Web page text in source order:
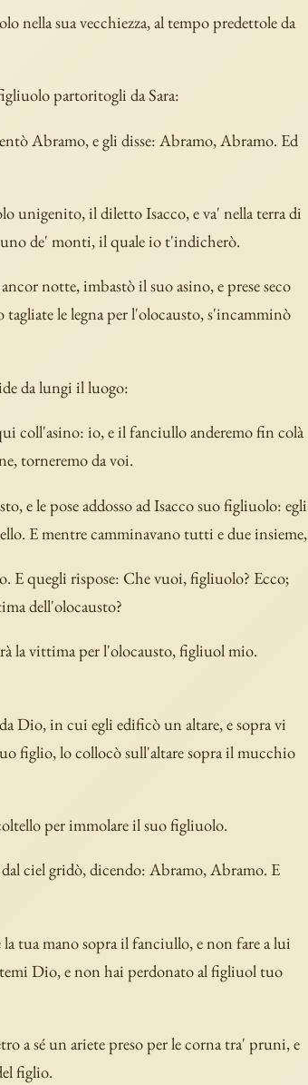
nella sua vecchiezza, al tempo predettole da
partoritogli da Sara:
Abramo, e gli disse: Abramo, Abramo. Ed
unigenito, il diletto Isacco, e va' nella terra di
de' monti, il quale io t'indicherò.
notte, imbastò il suo asino, e prese seco
le legna per l'olocausto, s'incamminò
da lungi il luogo:
coll'asino: io, e il fanciullo anderemo fin colà
torneremo da voi.
e le pose addosso ad Isacco suo figliuolo: egli
E mentre camminavano tutti e due insieme,
E quegli rispose: Che vuoi, figliuolo? Ecco;
dell'olocausto?
la vittima per l'olocausto, figliuol mio.
Dio, in cui egli edificò un altare, e sopra vi
figlio, lo collocò sull'altare sopra il mucchio
per immolare il suo figliuolo.
ciel gridò, dicendo: Abramo, Abramo. E
tua mano sopra il fanciullo, e non fare a lui
Dio, e non hai perdonato al figliuol tuo
a sé un ariete preso per le corna tra' pruni, e
figlio.